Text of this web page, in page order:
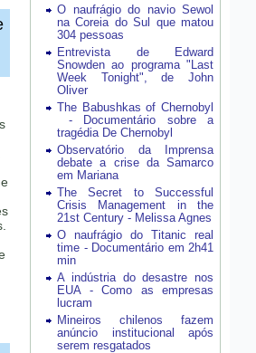
O naufrágio do navio Sewol
na Coreia do Sul que matou
304 pessoas
Entrevista de Edward
Snowden ao programa "Last
Week Tonight", de John
Oliver
The Babushkas of Chernobyl
- Documentário sobre a
tragédia De Chernobyl
Observatório da Imprensa
debate a crise da Samarco
em Mariana
The Secret to Successful
Crisis Management in the
21st Century - Melissa Agnes
O naufrágio do Titanic real
time - Documentário em 2h41
min
A indústria do desastre nos
EUA - Como as empresas
lucram
Mineiros chilenos fazem
anúncio institucional após
serem resgatados